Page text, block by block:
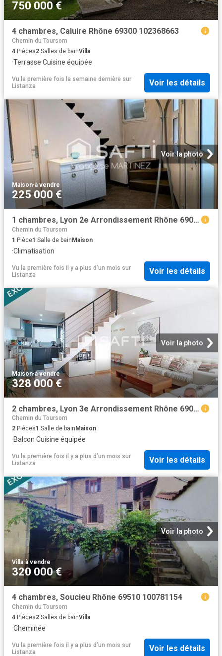
750 000 €
4 chambres, Caluire Rhône 69300 102368663
Chemin du Toursom
4 Pièces2 Salles de bainVilla
·Terrasse·Cuisine équipée
Vu la première fois la semaine dernière sur
Listanza
Voir les détails
Voir la photo
Maison·à vendre
225 000 €
1 chambres, Lyon 2e Arrondissement Rhône 69002 100727030
Chemin du Toursom
1 Pièce1 Salle de bainMaison
·Climatisation
Vu la première fois il y a plus d'un mois sur
Listanza
Voir les détails
Voir la photo
Maison·à vendre
328 000 €
2 chambres, Lyon 3e Arrondissement Rhône 69003 98928677
Chemin du Toursom
2 Pièces1 Salle de bain Maison
·Balcon·Cuisine équipée
Vu la première fois il y a plus d'un mois sur
Listanza
Voir les détails
Voir la photo
Villa·à vendre
320 000 €
4 chambres, Soucieu Rhône 69510 100781154
Chemin du Toursom
4 Pièces2 Salles de bainVilla
·Cheminée
Vu la première fois il y a plus d'un mois sur
Listanza
Voir les détails